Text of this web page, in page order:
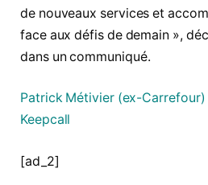
de nouveaux services et
face aux défis de demain »,
dans un communiqué.
Patrick Métivier (ex-
Keepcall
[ad_2]